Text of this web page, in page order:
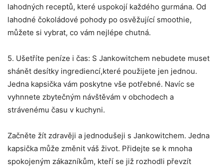
lahodných receptů, které uspokojí každého gurmána. Od
lahodné čokoládové pohody po osvěžující smoothie,
můžete si vybrat, co vám nejlépe chutná.
5. Ušetříte peníze i čas: S Jankowitchem nebudete muset
shánět desítky ingrediencí,které použijete jen jednou.
Jedna kapsička vám poskytne vše potřebné. Navíc se
vyhnnete zbytečným návštěvám v obchodech a
strávenému času v kuchyni.
Začněte žít zdravěji a jednodušeji s Jankowitchem. Jedna
kapsička může změnit váš život. Přidejte se k mnoha
spokojeným zákazníkům, kteří se již rozhodli převzít